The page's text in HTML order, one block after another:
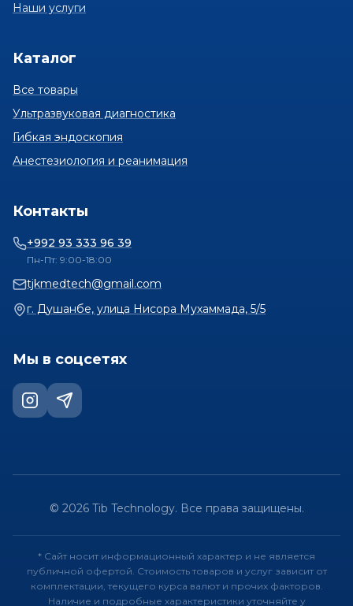
Наши услуги
Каталог
Все товары
Ультразвуковая диагностика
Гибкая эндоскопия
Анестезиология и реанимация
Контакты
+992 93 333 96 39
Пн-Пт: 9:00-18:00
tjkmedtech@gmail.com
г. Душанбе, улица Нисора Мухаммада, 5/5
Мы в соцсетях
© 2026Tib Technology. Все права защищены.
* Сайт носит информационный характер и не является
публичной офертой. Стоимость товаров и услуг зависит от
комплектации, текущего курса валют и прочих факторов.
Наличие и подробные характеристики уточняйте у